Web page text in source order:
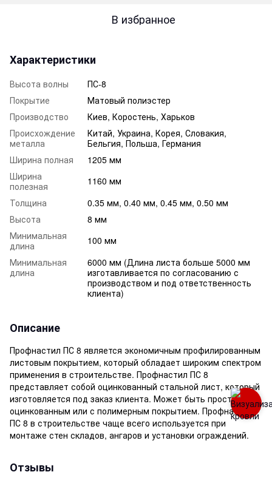
В избранное
Характеристики
Высота волны
ПС-8
Покрытие
Матовый полиэстер
Производство
Киев, Коростень, Харьков
Происхождение
металла
Китай, Украина, Корея, Словакия,
Бельгия, Польша, Германия
Ширина полная
1205 мм
Ширина
полезная
1160 мм
Толщина
0.35 мм, 0.40 мм, 0.45 мм, 0.50 мм
Высота
8 мм
Минимальная
длина
100 мм
Минимальная
длина
6000 мм (Длина листа больше 5000 мм
изготавливается по согласованию с
производством и под ответственность
клиента)
Описание
Профнастил ПС 8 является экономичным профилированным
листовым покрытием, который обладает широким спектром
применения в строительстве. Профнастил ПС 8
представляет собой оцинкованный стальной лист, который
изготовляется под заказ клиента. Может быть просто
оцинкованным или с полимерным покрытием. Профнастил
ПС 8 в строительстве чаще всего используется при
монтаже стен складов, ангаров и установки ограждений.
Отзывы